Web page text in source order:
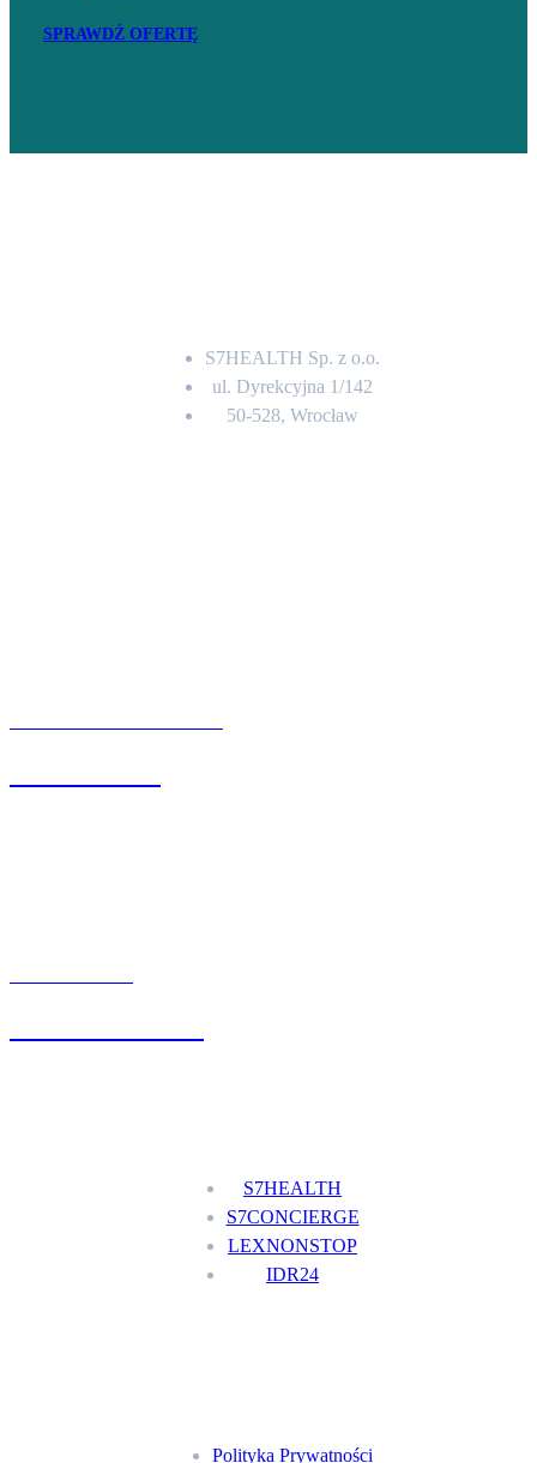
SPRAWDŹ OFERTĘ
S7HEALTH Sp. z o.o.
ul. Dyrekcyjna 1/142
50-528, Wrocław
S7HEALTH
S7CONCIERGE
LEXNONSTOP
IDR24
Polityka Prywatności